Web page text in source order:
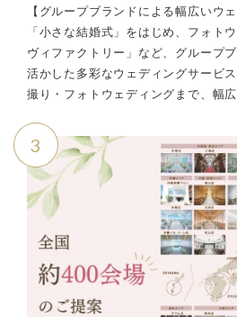
【グループブランドによる幅広いウ
「小さな結婚式」をはじめ、フォト
ヴィファクトリー」など、グループ
活かした多彩なウェディングサービ
撮り・フォトウェディングまで、幅
3